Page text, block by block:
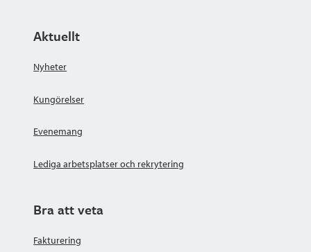
Aktuellt
Nyheter
Kungörelser
Evenemang
Lediga arbetsplatser och rekrytering
Bra att veta
Fakturering